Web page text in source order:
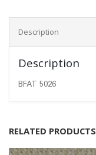
Description
Description
BFAT 5026
RELATED PRODUCTS